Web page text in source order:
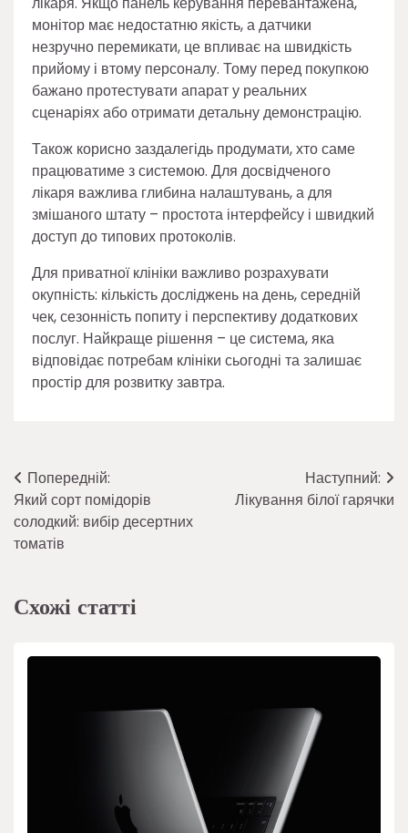
монітор має недостатню якість, а датчики
незручно перемикати, це впливає на швидкість
прийому і втому персоналу. Тому перед покупкою
бажано протестувати апарат у реальних
сценаріях або отримати детальну демонстрацію.
Також корисно заздалегідь продумати, хто саме
працюватиме з системою. Для досвідченого
лікаря важлива глибина налаштувань, а для
змішаного штату – простота інтерфейсу і швидкий
доступ до типових протоколів.
Для приватної клініки важливо розрахувати
окупність: кількість досліджень на день, середній
чек, сезонність попиту і перспективу додаткових
послуг. Найкраще рішення – це система, яка
відповідає потребам клініки сьогодні та залишає
простір для розвитку завтра.
Навігація
записів
Попередній:
Який сорт помідорів
солодкий: вибір десертних
томатів
Наступний:
Лікування білої гарячки
Схожі статті